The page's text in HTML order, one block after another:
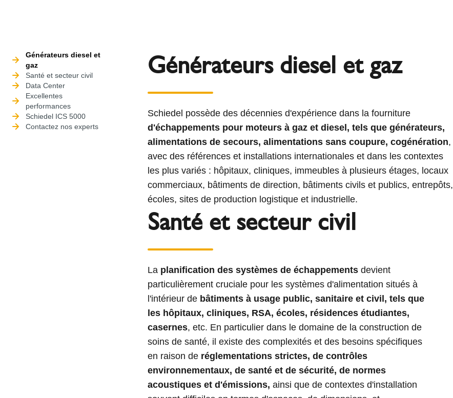
Générateurs diesel et
gaz
Santé et secteur civil
Data Center
Excellentes
performances
Schiedel ICS 5000
Contactez nos experts
Générateurs diesel et gaz
Schiedel possède des décennies d'expérience dans la fourniture
d'échappements pour moteurs à gaz et diesel, tels que générateurs,
alimentations de secours, alimentations sans coupure, cogénération,
avec des références et installations internationales et dans les contextes
les plus variés : hôpitaux, cliniques, immeubles à plusieurs étages, locaux
commerciaux, bâtiments de direction, bâtiments civils et publics, entrepôts,
écoles, sites de production logistique et industrielle.
Santé et secteur civil
La planification des systèmes de échappements devient
particulièrement cruciale pour les systèmes d'alimentation situés à
l'intérieur de bâtiments à usage public, sanitaire et civil, tels que
les hôpitaux, cliniques, RSA, écoles, résidences étudiantes,
casernes, etc. En particulier dans le domaine de la construction de
soins de santé, il existe des complexités et des besoins spécifiques
en raison de réglementations strictes, de contrôles
environnementaux, de santé et de sécurité, de normes
acoustiques et d'émissions, ainsi que de contextes d'installation